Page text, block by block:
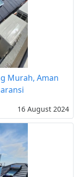
Murah, Aman
16 August 2024